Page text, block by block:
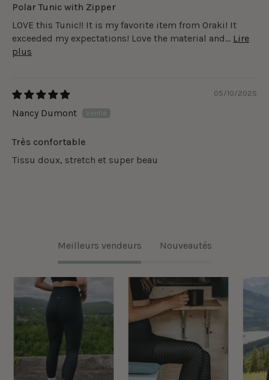
Polar Tunic with Zipper
LOVE this Tunic!! It is my favorite item from Oraki! It
exceeded my expectations! Love the material and... Lire
plus
05/10/2025
Nancy Dumont
Très confortable
Tissu doux, stretch et super beau
Meilleurs vendeurs Nouveautés
Legging
classique
taille
Ecomove
-
Noir
Legging
Taille
Haute
Ecomove
Eyelet
Noir